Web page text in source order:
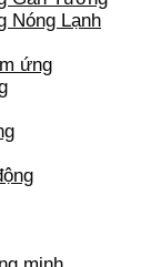
Nóng Lạnh
ứng